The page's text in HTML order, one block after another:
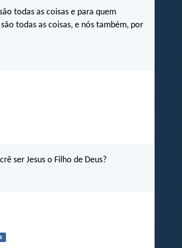
todas as coisas e para quem
todas as coisas, e nós também, por
ser Jesus o Filho de Deus?